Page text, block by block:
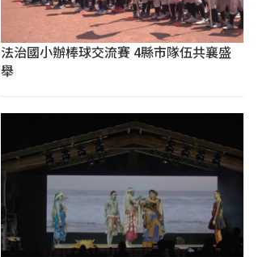
法治國小辦棒球交流賽 4縣市隊伍共襄盛
舉